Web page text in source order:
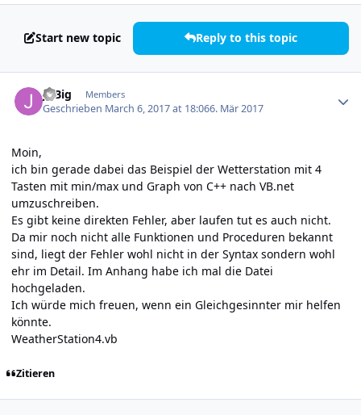
Start new topic Reply to this topic
JoBig Members
Geschrieben March 6, 2017 at 18:066. Mär 2017
Moin,
ich bin gerade dabei das Beispiel der Wetterstation mit 4
Tasten mit min/max und Graph von C++ nach VB.net
umzuschreiben.
Es gibt keine direkten Fehler, aber laufen tut es auch nicht.
Da mir noch nicht alle Funktionen und Proceduren bekannt
sind, liegt der Fehler wohl nicht in der Syntax sondern wohl
ehr im Detail. Im Anhang habe ich mal die Datei
hochgeladen.
Ich würde mich freuen, wenn ein Gleichgesinnter mir helfen
könnte.
WeatherStation4.vb
Zitieren